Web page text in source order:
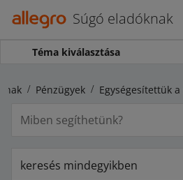
Súgó eladóknak
Téma kiválasztása
Pénzügyek
keresés mindegyikben